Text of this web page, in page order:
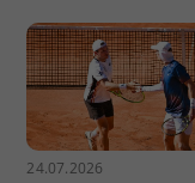
24.07.2026